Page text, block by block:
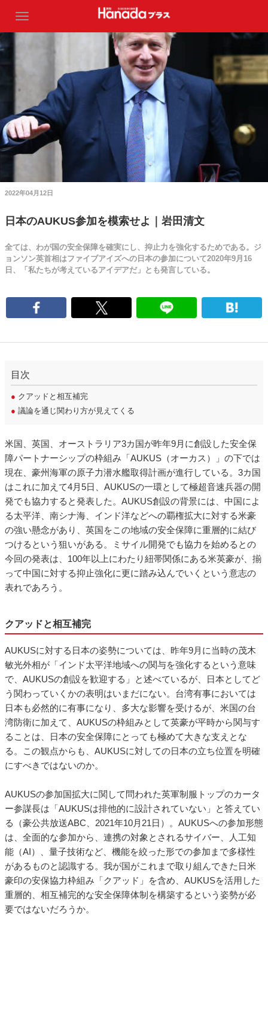
2022年04月12日
日本のAUKUS参加を模索せよ｜岩田清文
全ては、わが国の安全保障を確実にし、抑止力を強化するためである。ジ
ョンソン英首相はファイブアイズへの日本の参加について2020年9月16
日、「私たちが考えているアイデアだ」とも発言している。
目次
● クアッドと相互補完
● 議論を通じ関わり方が見えてくる
米国、英国、オーストラリア3カ国が昨年9月に創設した安全保
障パートナーシップの枠組み「AUKUS（オーカス）」の下では
現在、豪州海軍の原子力潜水艦取得計画が進行している。3カ国
はこれに加えて4月5日、AUKUSの一環として極超音速兵器の開
発でも協力すると発表した。AUKUS創設の背景には、中国によ
る太平洋、南シナ海、インド洋などへの覇権拡大に対する米豪
の強い懸念があり、英国をこの地域の安全保障に重層的に結び
つけるという狙いがある。ミサイル開発でも協力を始めるとの
今回の発表は、100年以上にわたり紐帯関係にある米英豪が、揃
って中国に対する抑止強化に更に踏み込んでいくという意志の
表れであろう。
クアッドと相互補完
AUKUSに対する日本の姿勢については、昨年9月に当時の茂木
敏光外相が「インド太平洋地域への関与を強化するという意味
で、AUKUSの創設を歓迎する」と述べているが、日本としてど
う関わっていくかの表明はいまだにない。台湾有事においては
日本も必然的に有事になり、多大な影響を受けるが、米国の台
湾防衛に加えて、AUKUSの枠組みとして英豪が平時から関与す
ることは、日本の安全保障にとっても極めて大きな支えとな
る。この観点からも、AUKUSに対しての日本の立ち位置を明確
にすべきではないのか。
AUKUSの参加国拡大に関して問われた英軍制服トップのカータ
ー参謀長は「AUKUSは排他的に設計されていない」と答えてい
る（豪公共放送ABC、2021年10月21日）。AUKUSへの参加形態
は、全面的な参加から、連携の対象とされるサイバー、人工知
能（AI）、量子技術など、機能を絞った形での参加まで多様性
があるものと認識する。我が国がこれまで取り組んできた日米
豪印の安保協力枠組み「クアッド」を含め、AUKUSを活用した
重層的、相互補完的な安全保障体制を構築するという姿勢が必
要ではないだろうか。